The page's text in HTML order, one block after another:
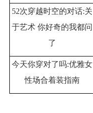
52次穿越时空的对话:关
于艺术 你好奇的我都问
了
今天你穿对了吗:优雅女
性场合着装指南